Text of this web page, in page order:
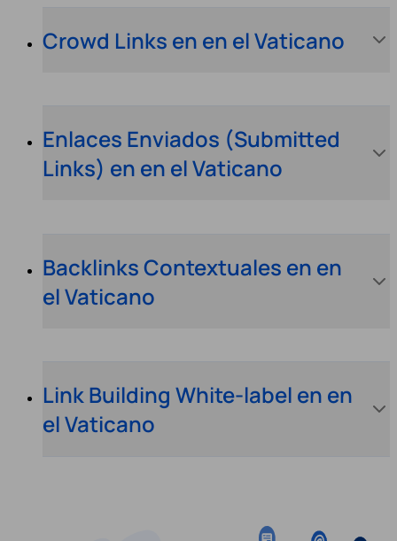
Crowd Links en en el Vaticano
Enlaces Enviados (Submitted
Links) en en el Vaticano
Backlinks Contextuales en en
el Vaticano
Link Building White-label en en
el Vaticano